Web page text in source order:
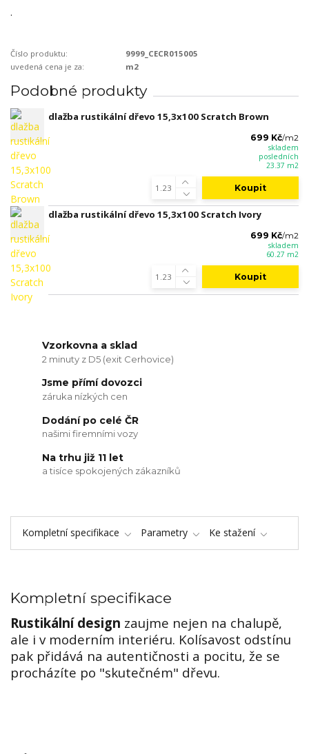
.
Číslo produktu:
9999_CECR015005
uvedená cena je za:
m2
Podobné produkty
dlažba rustikální dřevo 15,3x100 Scratch Brown
699 Kč/m2
skladem
posledních
23.37 m2
Koupit
dlažba rustikální dřevo 15,3x100 Scratch Ivory
699 Kč/m2
skladem
60.27 m2
Koupit
Vzorkovna a sklad
2 minuty z D5 (exit Cerhovice)
Jsme přímí dovozci
záruka nízkých cen
Dodání po celé ČR
našimi firemními vozy
Na trhu již 11 let
a tisíce spokojených zákazníků
Kompletní specifikace Parametry Ke stažení
Kompletní specifikace
Rustikální design zaujme nejen na chalupě,
ale i v moderním interiéru. Kolísavost odstínu
pak přidává na autentičnosti a pocitu, že se
procházíte po "skutečném" dřevu.